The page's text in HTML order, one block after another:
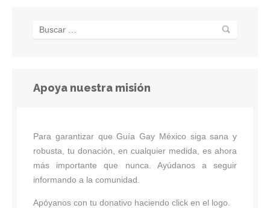
Apoya nuestra misión
Para garantizar que Guía Gay México siga sana y
robusta, tu donación, en cualquier medida, es ahora
más importante que nunca. Ayúdanos a seguir
informando a la comunidad.
Apóyanos con tu donativo haciendo click en el logo.